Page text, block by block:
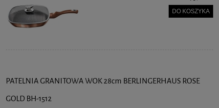
DO KOSZYKA
PATELNIA GRANITOWA WOK 28cm BERLINGERHAUS ROSE
GOLD BH-1512